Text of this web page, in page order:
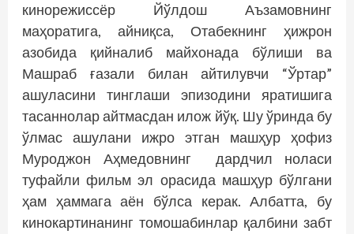
кинорежиссёр Йўлдош Аъзамовнинг
маҳоратига, айниқса, Отабекнинг ҳижрон
азобида қийналиб майхонада бўлиши ва
Машраб ғазали билан айтилувчи “Ўртар”
ашуласини тинглаши эпизодини яратишига
тасаннолар айтмасдан илож йўқ. Шу ўринда бу
ўлмас ашулани ижро этган машҳур ҳофиз
Муроджон Аҳмедовнинг дардчил ноласи
туфайли фильм эл орасида машҳур бўлгани
ҳам ҳаммага аён бўлса керак. Албатта, бу
кинокартинанинг томошабинлар қалбини забт